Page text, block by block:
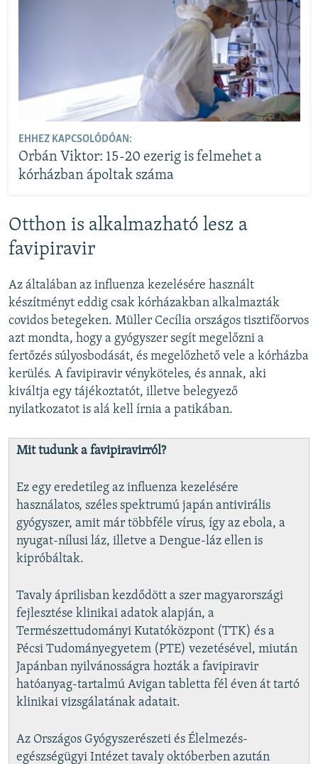
EHHEZ KAPCSOLÓDÓAN:
Orbán Viktor: 15-20 ezerig is felmehet a
kórházban ápoltak száma
Otthon is alkalmazható lesz a
favipiravir
Az általában az influenza kezelésére használt
készítményt eddig csak kórházakban alkalmazták
covidos betegeken. Müller Cecília országos tisztifőorvos
azt mondta, hogy a gyógyszer segít megelőzni a
fertőzés súlyosbodását, és megelőzhető vele a kórházba
kerülés. A favipiravir vényköteles, és annak, aki
kiváltja egy tájékoztatót, illetve belegyező
nyilatkozatot is alá kell írnia a patikában.
Mit tudunk a favipiravirról?
Ez egy eredetileg az influenza kezelésére
használatos, széles spektrumú japán antivirális
gyógyszer, amit már többféle vírus, így az ebola, a
nyugat-nílusi láz, illetve a Dengue-láz ellen is
kipróbáltak.
Tavaly áprilisban kezdődött a szer magyarországi
fejlesztése klinikai adatok alapján, a
Természettudományi Kutatóközpont (TTK) és a
Pécsi Tudományegyetem (PTE) vezetésével, miután
Japánban nyilvánosságra hozták a favipiravir
hatóanyag-tartalmú Avigan tabletta fél éven át tartó
klinikai vizsgálatának adatait.
Az Országos Gyógyszerészeti és Élelmezés-
egészségügyi Intézet tavaly októberben azután